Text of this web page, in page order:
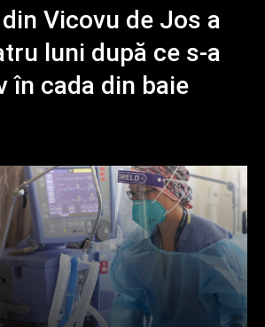
Vicovu de Jos a
luni după ce s-a
în cada din baie